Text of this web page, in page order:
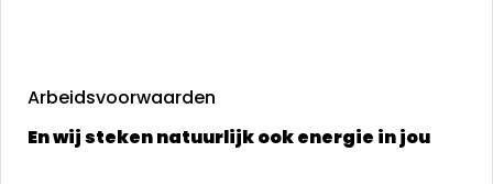
Arbeidsvoorwaarden
En wij steken natuurlijk ook energie in jou